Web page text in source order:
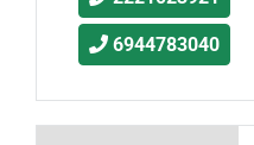
6944783040